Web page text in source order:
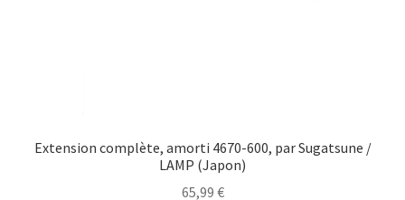
Extension complète, amorti 4670-600, par Sugatsune /
LAMP (Japon)
65,99 €